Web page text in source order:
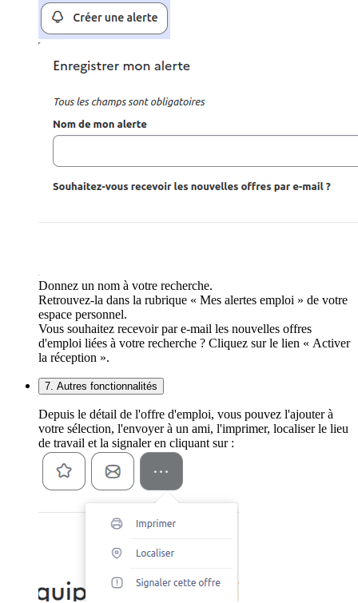
Donnez un nom à votre recherche.
Retrouvez-la dans la rubrique « Mes alertes emploi » de votre
espace personnel.
Vous souhaitez recevoir par e-mail les nouvelles offres
d'emploi liées à votre recherche ? Cliquez sur le lien « Activer
la réception ».
7. Autres fonctionnalités
Depuis le détail de l'offre d'emploi, vous pouvez l'ajouter à
votre sélection, l'envoyer à un ami, l'imprimer, localiser le lieu
de travail et la signaler en cliquant sur :